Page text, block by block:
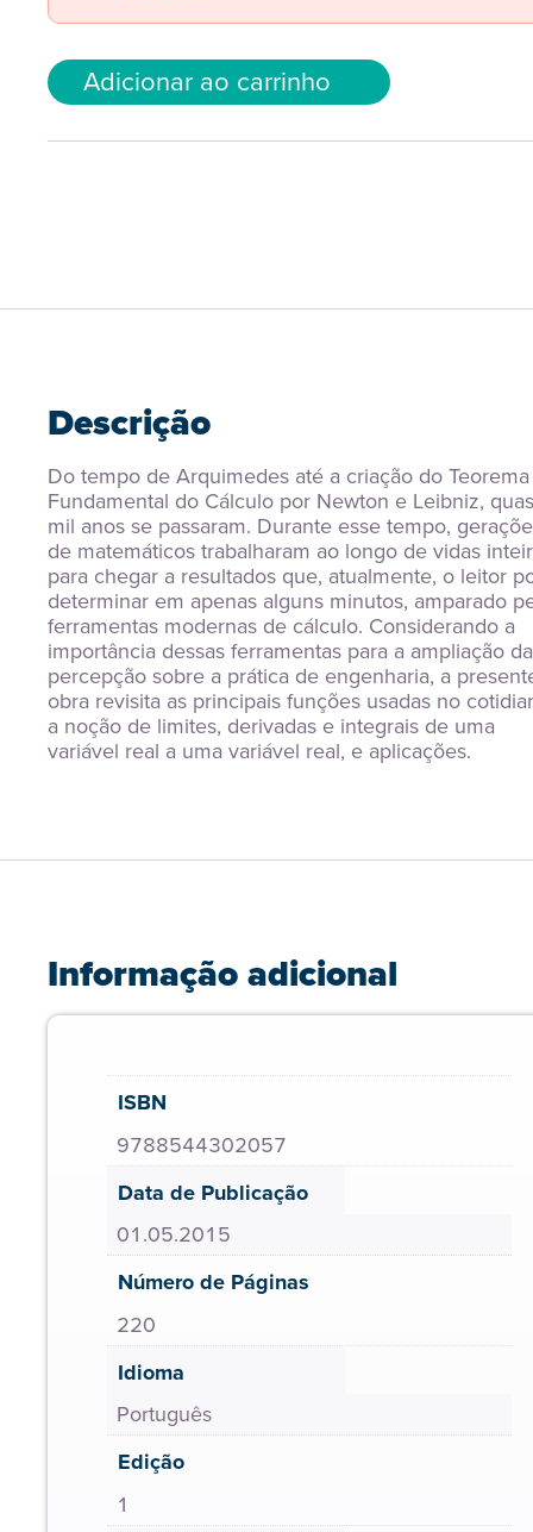
Adicionar ao carrinho
Descrição
Do tempo de Arquimedes até a criação do Teorema
Fundamental do Cálculo por Newton e Leibniz,
mil anos se passaram. Durante esse tempo,
de matemáticos trabalharam ao longo de vidas
para chegar a resultados que, atualmente, o leitor
determinar em apenas alguns minutos, amparado
ferramentas modernas de cálculo. Considerando a
importância dessas ferramentas para a ampliação da
percepção sobre a prática de engenharia, a
obra revisita as principais funções usadas no
a noção de limites, derivadas e integrais de uma
variável real a uma variável real, e aplicações.
Informação adicional
ISBN
9788544302057
Data de Publicação
01.05.2015
Número de Páginas
220
Idioma
Português
Edição
1